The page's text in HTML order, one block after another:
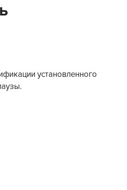
установленного